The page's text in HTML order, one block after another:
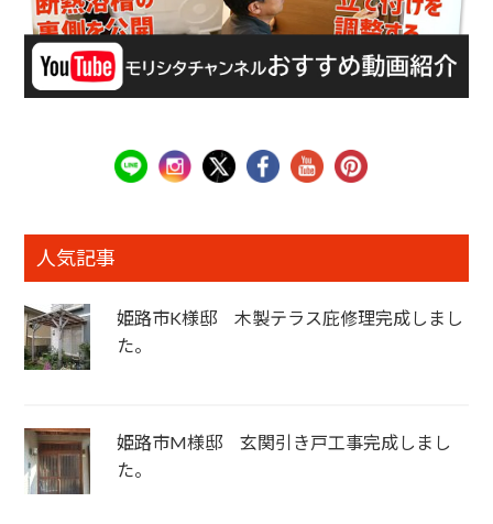
人気記事
姫路市K様邸 木製テラス庇修理完成しまし
た。
姫路市M様邸 玄関引き戸工事完成しまし
た。